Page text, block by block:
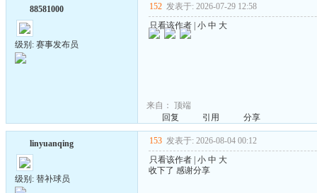
88581000
级别: 赛事发布员
152 发表于: 2026-07-29 12:58
只看该作者 小 中 大
来自： 顶端
回复
引用 分享
linyuanqing
级别: 替补球员
153 发表于: 2026-08-04 00:12
只看该作者 小 中 大
收下了 感谢分享